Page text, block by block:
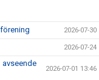
2026-07-30
2026-07-24
avseende
2026-07-01 13:46